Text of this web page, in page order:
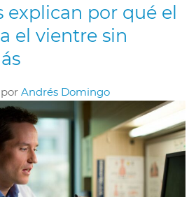
explican por qué el
el vientre sin
por Andrés Domingo